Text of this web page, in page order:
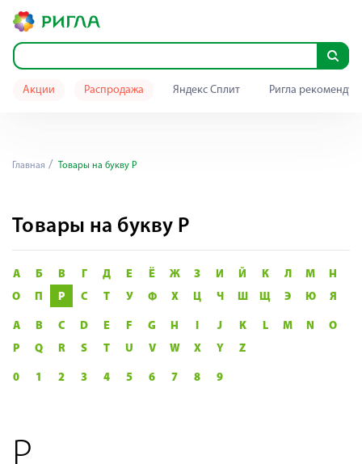
Акции Распродажа Яндекс Сплит Ригла
Главная Товары на букву Р
Товары на букву Р
А Б В Г Д Е Ё Ж З И Й К Л М
Н
О
П Р С Т У Ф Х Ц Ч Ш Щ Э Ю Я
A B C D E F G H I J K L M N
O
P
Q R S T U V W X Y Z
0 1 2 3 4 5 6 7 8 9